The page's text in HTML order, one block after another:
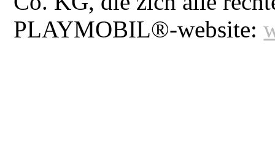
PLAYMOBIL®-website: